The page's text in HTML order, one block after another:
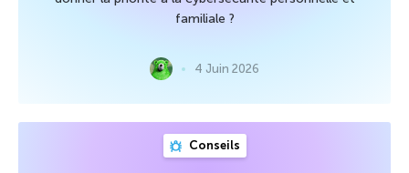
familiale ?
4 Juin 2026
Conseils